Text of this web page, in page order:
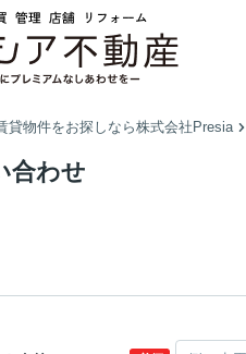
貸物件をお探しなら株式会社Presia
合わせ